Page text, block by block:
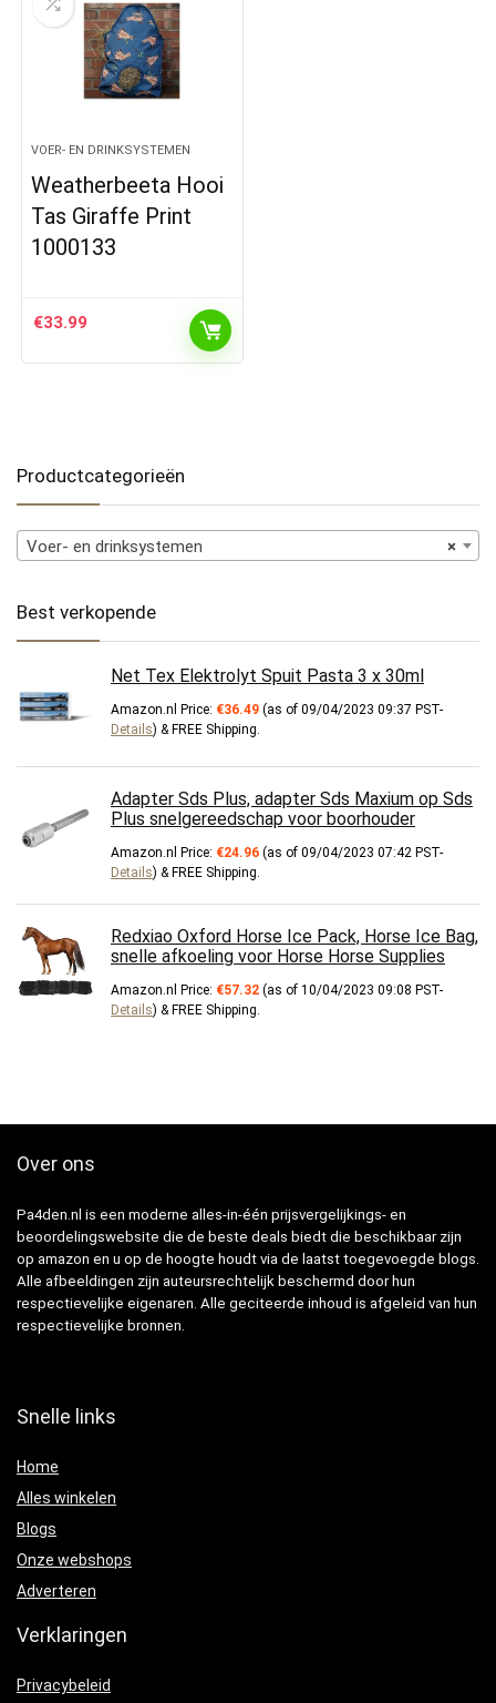
VOER- EN DRINKSYSTEMEN
Weatherbeeta Hooi
Tas Giraffe Print
1000133
€33.99
Productcategorieën
×
Voer- en drinksystemen
Best verkopende
Net Tex Elektrolyt Spuit Pasta 3 x 30ml
Amazon.nl Price: €36.49 (as of 09/04/2023 09:37 PST-
Details) & FREE Shipping
Adapter Sds Plus, adapter Sds Maxium op Sds
Plus snelgereedschap voor boorhouder
Amazon.nl Price: €24.96 (as of 09/04/2023 07:42 PST-
Details) & FREE Shipping
Redxiao Oxford Horse Ice Pack, Horse Ice Bag,
snelle afkoeling voor Horse Horse Supplies
Amazon.nl Price: €57.32 (as of 10/04/2023 09:08 PST-
Details) & FREE Shipping
Over ons
Pa4den.nl is een moderne alles-in-één prijsvergelijkings- en
beoordelingswebsite die de beste deals biedt die beschikbaar zijn
op amazon en u op de hoogte houdt via de laatst toegevoegde blogs.
Alle afbeeldingen zijn auteursrechtelijk beschermd door hun
respectievelijke eigenaren. Alle geciteerde inhoud is afgeleid van hun
respectievelijke bronnen.
Snelle links
Home
Alles winkelen
Blogs
Onze webshops
Adverteren
Verklaringen
Privacybeleid